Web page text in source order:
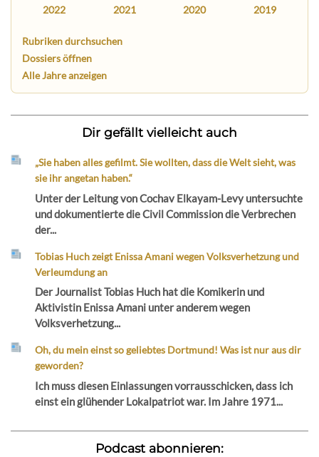
2022 2021 2020 2019
Rubriken durchsuchen
Dossiers öffnen
Alle Jahre anzeigen
Dir gefällt vielleicht auch
„Sie haben alles gefilmt. Sie wollten, dass die Welt sieht, was
sie ihr angetan haben.“
Unter der Leitung von Cochav Elkayam-Levy untersuchte
und dokumentierte die Civil Commission die Verbrechen
der...
Tobias Huch zeigt Enissa Amani wegen Volksverhetzung und
Verleumdung an
Der Journalist Tobias Huch hat die Komikerin und
Aktivistin Enissa Amani unter anderem wegen
Volksverhetzung...
Oh, du mein einst so geliebtes Dortmund! Was ist nur aus dir
geworden?
Ich muss diesen Einlassungen vorrausschicken, dass ich
einst ein glühender Lokalpatriot war. Im Jahre 1971...
Podcast abonnieren: